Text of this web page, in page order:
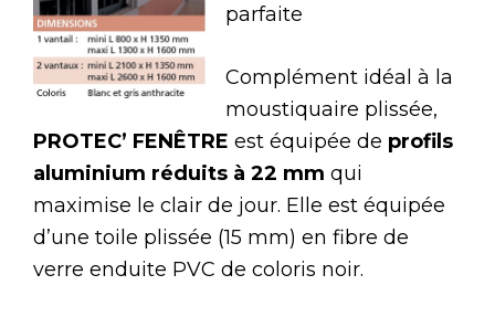
parfaite
Complément idéal à la
moustiquaire plissée,
PROTEC’ FENÊTRE est équipée de profils
aluminium réduits à 22 mm qui
maximise le clair de jour. Elle est équipée
d’une toile plissée (15 mm) en fibre de
verre enduite PVC de coloris noir.